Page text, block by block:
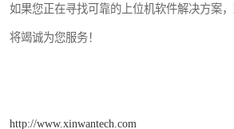
如果您正在寻找可靠的上位机软件解决方案
将竭诚为您服务！
http://www.xinwantech.com